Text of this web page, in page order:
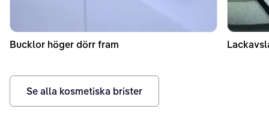
Bucklor höger dörr fram
Se alla kosmetiska brister